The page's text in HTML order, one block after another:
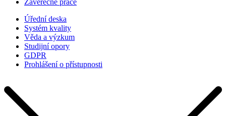
Úřední deska
Systém kvality
Věda a výzkum
Studijní opory
GDPR
Prohlášení o přístupnosti